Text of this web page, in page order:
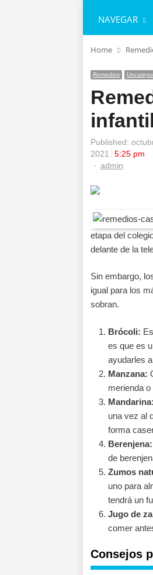
NAVEGAR
Home
Remedios
infantil
Published:
2021
5:25 pm
Author
admin
etapa del
delante de la
Sin embargo,
igual para los
sobran.
Brócoli:
es que es
ayudarles
Manzana:
merienda
Mandarina:
una vez al
forma
Berenjena:
de
Zumos
uno para
tendrá un
Jugo de
comer
Consejos